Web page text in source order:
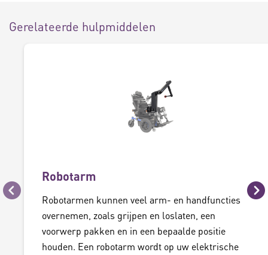
Gerelateerde hulpmiddelen
Vorige
Robotarm
Robotarmen kunnen veel arm- en handfuncties
overnemen, zoals grijpen en loslaten, een
voorwerp pakken en in een bepaalde positie
houden. Een robotarm wordt op uw elektrische